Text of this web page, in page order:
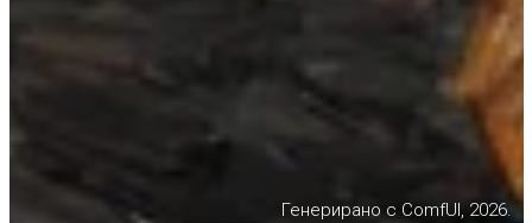
Генерирано с ComfUI, 2026.